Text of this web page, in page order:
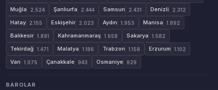
Muğla 2.524 Şanlıurfa 2.444 Samsun 2.431 Denizli 2.312
Hatay 2.155 Eskişehir 2.023 Aydın 1.953 Manisa 1.892
Balıkesir 1.891 Kahramanmaraş 1.658 Sakarya 1.582
Tekirdağ 1.471 Malatya 1.186 Trabzon 1.158 Erzurum 1.102
Van 1.075 Çanakkale 943 Osmaniye 929
BAROLAR